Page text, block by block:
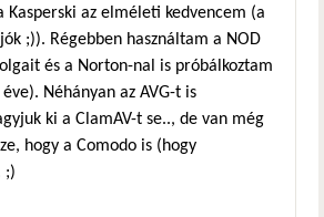
Kasperski az elméleti kedvencem (a
;)). Régebben használtam a NOD
és a Norton-nal is próbálkoztam
Néhányan az AVG-t is
ki a ClamAV-t se.., de van még
hogy a Comodo is (hogy
;)